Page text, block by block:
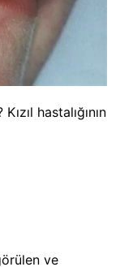
hastalığının
ve